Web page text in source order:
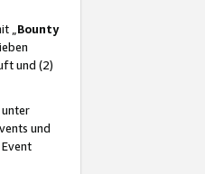
„ Bounty
und (2)
unter
und